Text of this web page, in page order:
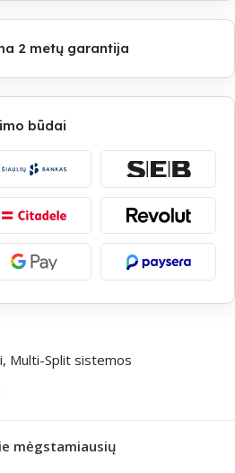
2 metų garantija
būdai
, Multi-Split sistemos
mėgstamiausių